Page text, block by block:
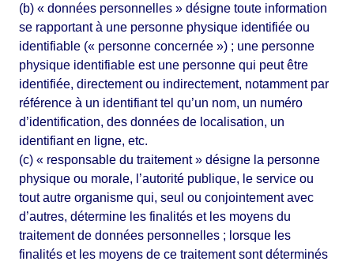
(b) « données personnelles » désigne toute information
se rapportant à une personne physique identifiée ou
identifiable (« personne concernée ») ; une personne
physique identifiable est une personne qui peut être
identifiée, directement ou indirectement, notamment par
référence à un identifiant tel qu’un nom, un numéro
d’identification, des données de localisation, un
identifiant en ligne, etc.
(c) « responsable du traitement » désigne la personne
physique ou morale, l’autorité publique, le service ou
tout autre organisme qui, seul ou conjointement avec
d’autres, détermine les finalités et les moyens du
traitement de données personnelles ; lorsque les
finalités et les moyens de ce traitement sont déterminés